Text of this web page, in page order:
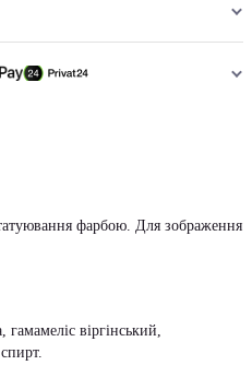
фарбою. Для зображення
віргінський,